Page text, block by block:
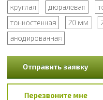
круглая дюралевая
тонкостенная
20 мм
анодированная
Отправить заявку
Перезвоните мне